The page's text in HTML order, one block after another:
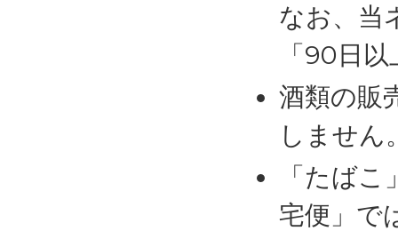
なお、当
「90日
酒類の販
しません
「たば
宅便」で